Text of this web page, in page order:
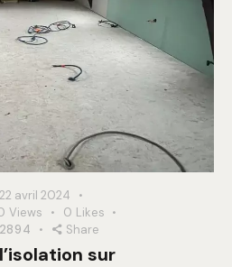
22 avril 2024
Views 0 Likes
Share
sur